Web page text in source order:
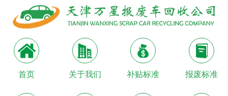
首页 关于我们 补贴标准 报废标准